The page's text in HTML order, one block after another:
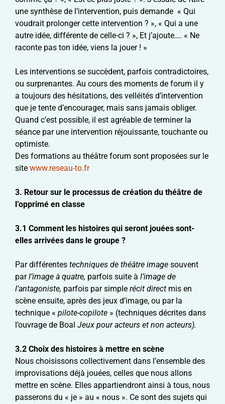
une synthèse de l’intervention, puis demande « Qui
voudrait prolonger cette intervention ? », « Qui a une
autre idée, différente de celle-ci ? », Et j’ajoute…. « Ne
raconte pas ton idée, viens la jouer ! »
Les interventions se succèdent, parfois contradictoires,
ou surprenantes. Au cours des moments de forum il y
a toujours des hésitations, des velléités d’intervention
que je tente d’encourager, mais sans jamais obliger.
Quand c’est possible, il est agréable de terminer la
séance par une intervention réjouissante, touchante ou
optimiste.
Des formations au théâtre forum sont proposées sur le
site www.reseau-to.fr
3. Retour sur le processus de création du théâtre de
l’opprimé en classe
3.1 Comment les histoires qui seront jouées sont-
elles arrivées dans le groupe ?
Par différentes techniques de théâtre image souvent
parl’image à quatre, parfois suite à l’image de
l’antagoniste, parfois par simple récit direct mis en
scène ensuite, après des jeux d’image, ou par la
technique « pilote-copilote » (techniques décrites dans
l’ouvrage de Boal Jeux pour acteurs et non acteurs).
3.2 Choix des histoires à mettre en scène
Nous choisissons collectivement dans l’ensemble des
improvisations déjà jouées, celles que nous allons
mettre en scène. Elles appartiendront ainsi à tous, nous
passerons du « je » au « nous ». Ce sont des sujets qui